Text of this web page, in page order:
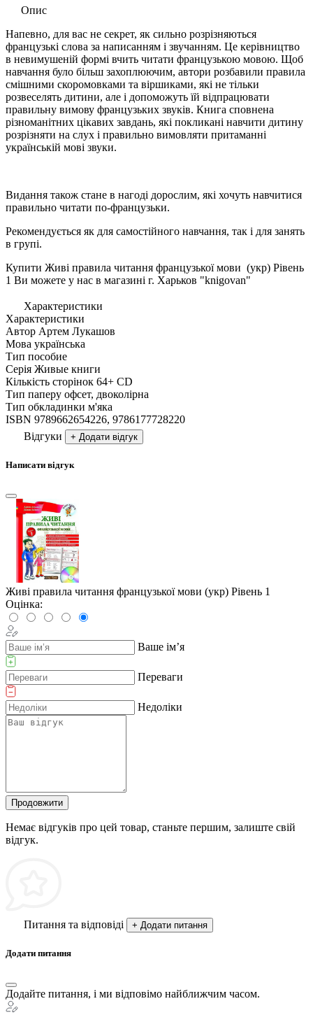
Опис
Напевно, для вас не секрет, як сильно розрізняються
французькі слова за написанням і звучанням. Це керівництво
в невимушеній формі вчить читати французькою мовою. Щоб
навчання було більш захоплюючим, автори розбавили правила
смішними скоромовками та віршиками, які не тільки
розвеселять дитини, але і допоможуть їй відпрацювати
правильну вимову французьких звуків. Книга сповнена
різноманітних цікавих завдань, які покликані навчити дитину
розрізняти на слух і правильно вимовляти притаманні
українській мові звуки.
Видання також стане в нагоді дорослим, які хочуть навчитися
правильно читати по-французьки.
Рекомендується як для самостійного навчання, так і для занять
в групі.
Купити Живі правила читання французької мови (укр) Рівень
1 Ви можете у нас в магазині г. Харьков "knigovan"
Характеристики
Характеристики
Автор Артем Лукашов
Мова українська
Тип пособие
Серія Живые книги
Кількість сторінок 64+ CD
Тип паперу офсет, двоколірна
Тип обкладинки м'яка
ISBN 9789662654226, 9786177728220
Відгуки
+ Додати відгук
Написати відгук
Живі правила читання французької мови (укр) Рівень 1
Оцінка:
Ваше ім’я
Переваги
Недоліки
Продовжити
Немає відгуків про цей товар, станьте першим, залиште свій
відгук.
Питання та відповіді + Додати питання
Додати питання
Додайте питання, і ми відповімо найближчим часом.